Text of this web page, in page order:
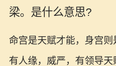
梁。是什么意思?
命宫是天赋才能，身宫
有人缘，威严，有领导